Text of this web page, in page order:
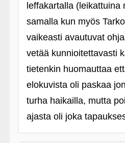
leffakartalla (leikattuina
samalla kun myös
vaikeasti avautuvat
vetää kunnioitettavasti
tietenkin huomauttaa
elokuvista oli paskaa
turha haikailla, mutta
ajasta oli joka